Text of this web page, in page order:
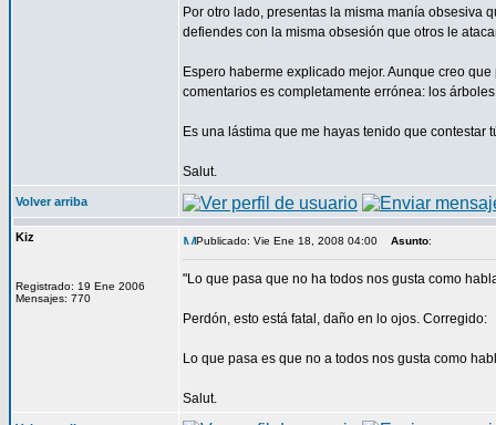
Por otro lado, presentas la misma manía obsesiva
defiendes con la misma obsesión que otros le
Espero haberme explicado mejor. Aunque creo
comentarios es completamente errónea: los
Es una lástima que me hayas tenido que contestar
Salut.
Volver arriba
Kiz
Registrado: 19 Ene 2006
Mensajes: 770
Publicado: Vie Ene 18, 2008 04:00 Asunto:
"Lo que pasa que no ha todos nos gusta como
Perdón, esto está fatal, daño en lo ojos. Corregido:
Lo que pasa es que no a todos nos gusta como
Salut.